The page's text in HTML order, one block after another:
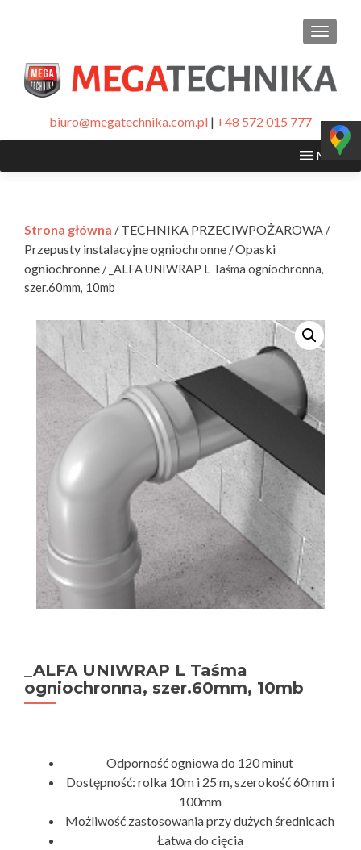
biuro@megatechnika.com.pl | +48 572 015 777
MENU
Strona główna /TECHNIKA PRZECIWPOŻAROWA/
Przepusty instalacyjne ogniochronne/Opaski
ogniochronne/ _ALFA UNIWRAP L Taśma ogniochronna,
szer.60mm, 10mb
_ALFA UNIWRAP L Taśma
ogniochronna, szer.60mm, 10mb
Odporność ogniowa do 120 minut
Dostępność: rolka 10m i 25 m, szerokość 60mm i
100mm
Możliwość zastosowania przy dużych średnicach
Łatwa do cięcia